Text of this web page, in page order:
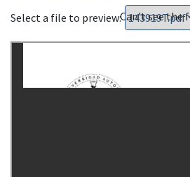
Select a file to preview:Can't see the